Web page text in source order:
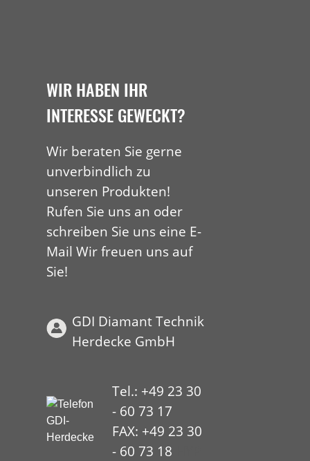
WIR HABEN IHR
INTERESSE GEWECKT?
Wir beraten Sie gerne
unverbindlich zu
unseren Produkten!
Rufen Sie uns an oder
schreiben Sie uns eine E-
Mail Wir freuen uns auf
Sie!
GDI Diamant Technik
Herdecke GmbH
Tel.: +49 23 30
- 60 73 17
FAX: +49 23 30
- 60 73 18